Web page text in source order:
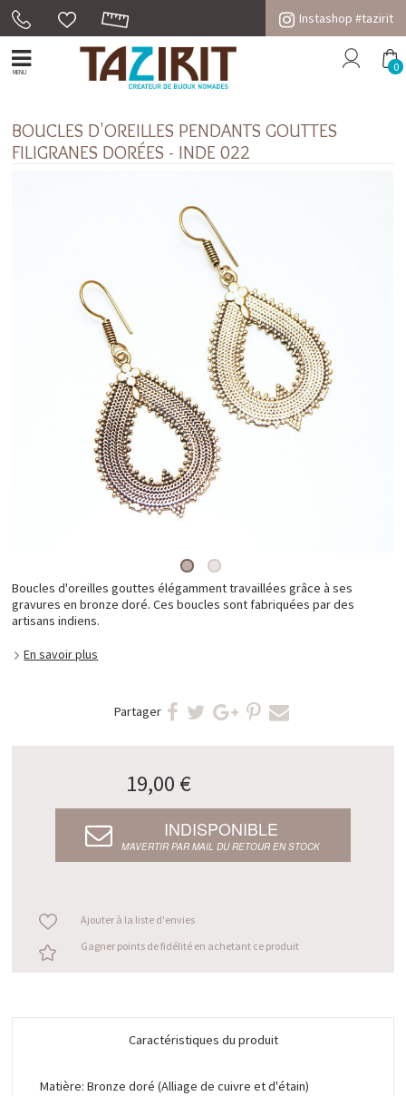
Instashop #tazirit
MENU 0
BOUCLES D'OREILLES PENDANTS GOUTTES
FILIGRANES DORÉES - INDE 022
Boucles d'oreilles gouttes élégamment travaillées grâce à ses
gravures en bronze doré. Ces boucles sont fabriquées par des
artisans indiens.
En savoir plus
Partager
19,00 €
INDISPONIBLE
M’AVERTIR PAR MAIL DU RETOUR EN STOCK
Ajouter à la liste d'envies
Gagner points de fidélité en achetant ce produit
Caractéristiques du produit
Matière: Bronze doré (Alliage de cuivre et d'étain)